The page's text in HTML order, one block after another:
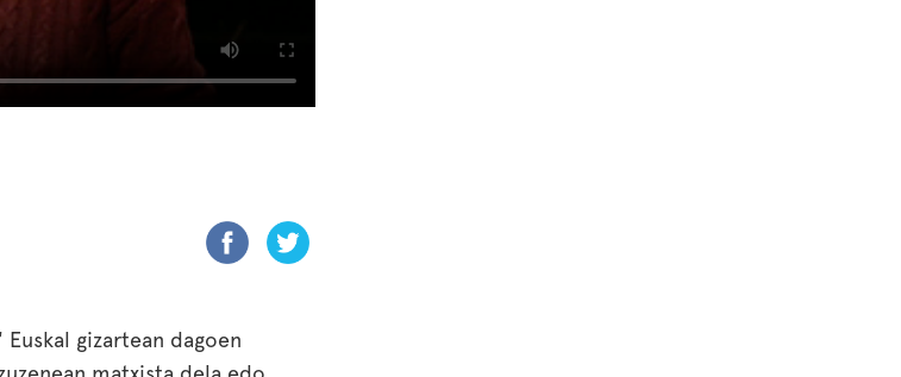
gizartean dagoen